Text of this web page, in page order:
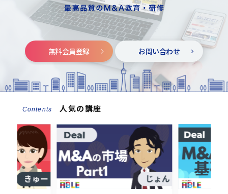
無料会員登録 お問い合わせ
Contents 人気の講座